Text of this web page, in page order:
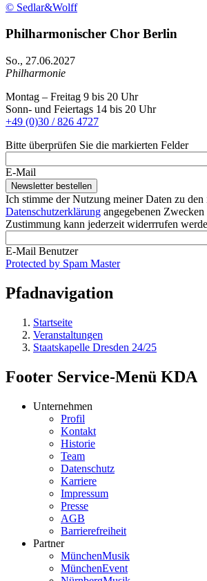
© Sedlar&Wolff
Philharmonischer Chor Berlin
So., 27.06.2027
Philharmonie
Montag – Freitag 9 bis 20 Uhr
Sonn- und Feiertags 14 bis 20 Uhr
+49 (0)30 / 826 4727
Bitte überprüfen Sie die markierten Felder
E-Mail
Ich stimme der Nutzung meiner Daten zu den
Datenschutzerklärung angegebenen
Zustimmung kann jederzeit widerrrufen
E-Mail Benutzer
Protected by Spam Master
Pfadnavigation
Startseite
Veranstaltungen
Staatskapelle Dresden 24/25
Footer Service-Menü KDA
Unternehmen
Profil
Kontakt
Historie
Team
Datenschutz
Karriere
Impressum
Presse
AGB
Barrierefreiheit
Partner
MünchenMusik
MünchenEvent